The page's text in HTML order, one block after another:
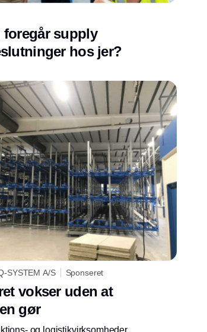
foregår supply
hos jer?
SYSTEM A/S Sponseret
vokser uden at
gør
og logistikvirksomheder